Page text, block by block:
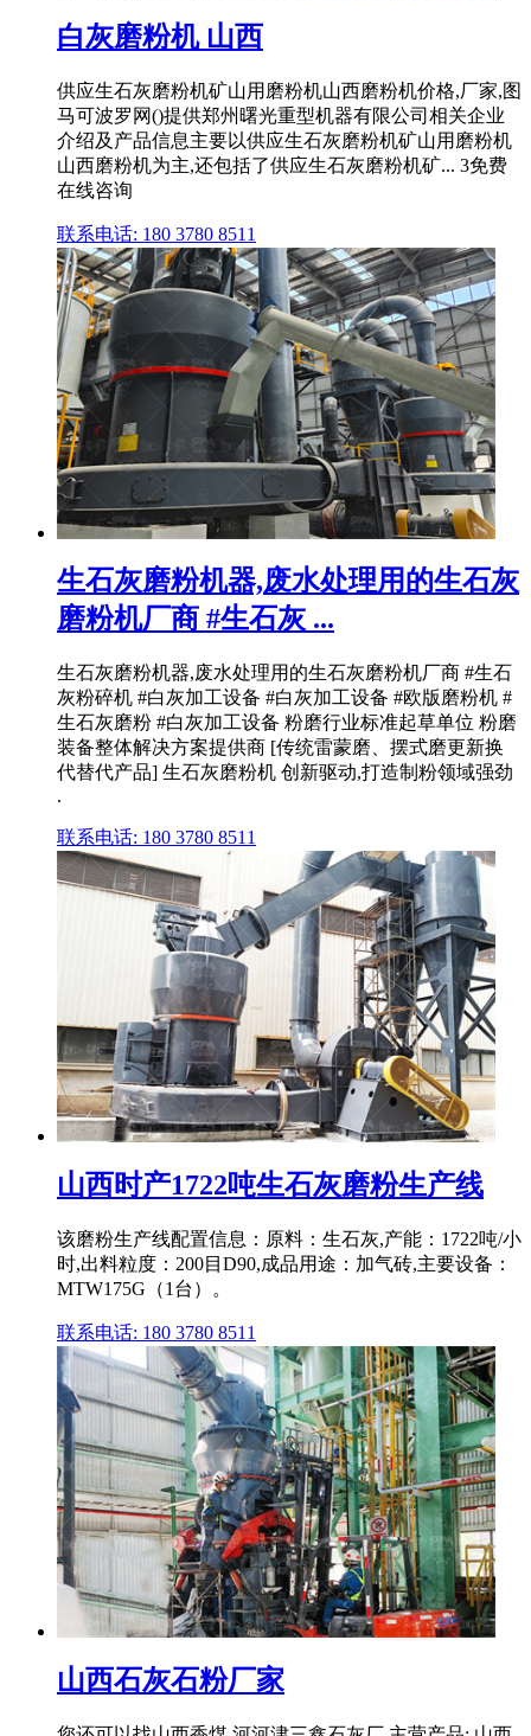
白灰磨粉机 山西
供应生石灰磨粉机矿山用磨粉机山西磨粉机价格,厂家,图
马可波罗网()提供郑州曙光重型机器有限公司相关企业
介绍及产品信息主要以供应生石灰磨粉机矿山用磨粉机
山西磨粉机为主,还包括了供应生石灰磨粉机矿... 3免费
在线咨询
联系电话: 180 3780 8511
生石灰磨粉机器,废水处理用的生石灰
磨粉机厂商 #生石灰 ...
生石灰磨粉机器,废水处理用的生石灰磨粉机厂商 #生石
灰粉碎机 #白灰加工设备 #白灰加工设备 #欧版磨粉机 #
生石灰磨粉 #白灰加工设备 粉磨行业标准起草单位 粉磨
装备整体解决方案提供商 [传统雷蒙磨、摆式磨更新换
代替代产品] 生石灰磨粉机 创新驱动,打造制粉领域强劲
.
联系电话: 180 3780 8511
山西时产1722吨生石灰磨粉生产线
该磨粉生产线配置信息：原料：生石灰,产能：1722吨/小
时,出料粒度：200目D90,成品用途：加气砖,主要设备：
MTW175G（1台）。
联系电话: 180 3780 8511
山西石灰石粉厂家